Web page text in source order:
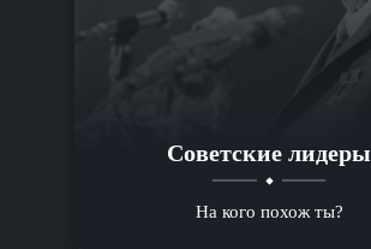
Советские лидеры
На кого похож ты?